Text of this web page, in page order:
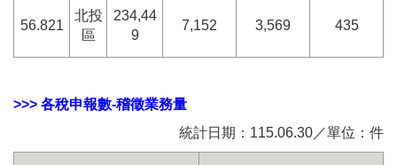
56.821
北投
區
234,44
9
7,152 3,569 435
>>> 各稅申報數-稽徵業務量
統計日期：115.06.30／單位：件